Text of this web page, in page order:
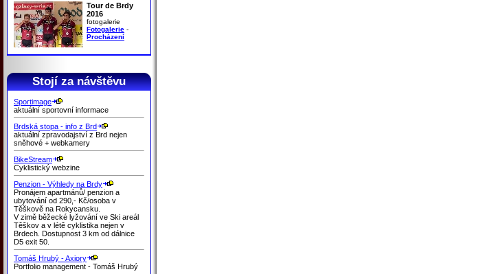
Tour de Brdy
2016
fotogalerie
Fotogalerie -
Procházení
Stojí za návštěvu
Sportimage
aktuální sportovní informace
Brdská stopa - info z Brd
aktuální zpravodajství z Brd nejen
sněhové + webkamery
BikeStream
Cyklistický webzine
Penzion - Výhledy na Brdy
Pronájem apartmánů/ penzion a
ubytování od 290,- Kč/osoba v
Těškově na Rokycansku.
V zimě běžecké lyžování ve Ski areál
Těškov a v létě cyklistika nejen v
Brdech. Dostupnost 3 km od dálnice
D5 exit 50.
Tomáš Hrubý - Axiory
Portfolio management - Tomáš Hrubý